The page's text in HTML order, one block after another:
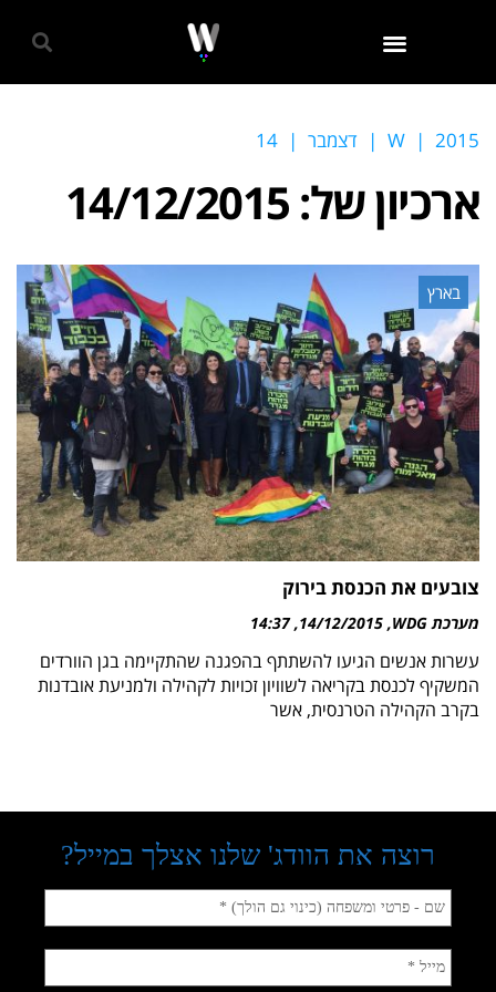
W | 2015
| דצמבר |
14
ארכיון של: 14/12/2015
בארץ
צובעים את הכנסת בירוק
מערכת WDG 14/12/2015
14:37
עשרות אנשים הגיעו להשתתף בהפגנה שהתקיימה בגן הוורדים
המשקיף לכנסת בקריאה לשוויון זכויות לקהילה ולמניעת אובדנות
בקרב הקהילה הטרנסית, אשר